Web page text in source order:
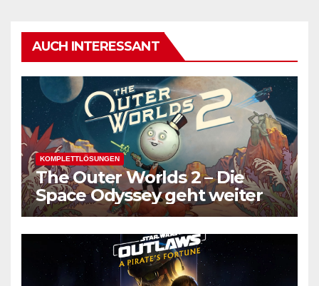
AUCH INTERESSANT
KOMPLETTLÖSUNGEN
The Outer Worlds 2 – Die
Space Odyssey geht weiter